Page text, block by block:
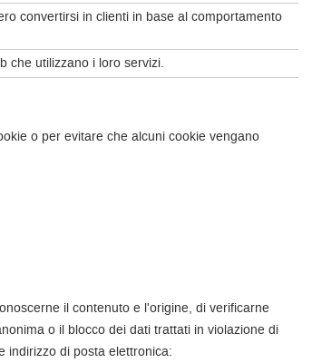
convertirsi in clienti in base al comportamento
che utilizzano i loro servizi.
o per evitare che alcuni cookie vengano
il contenuto e l'origine, di verificarne
o il blocco dei dati trattati in violazione di
indirizzo di posta elettronica: